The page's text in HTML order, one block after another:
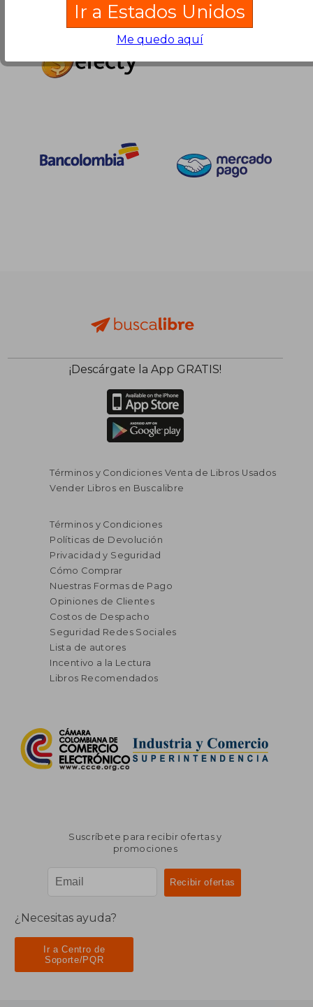
¡Descárgate la App GRATIS!
Términos y Condiciones Venta de Libros Usados
Vender Libros en Buscalibre
Términos y Condiciones
Políticas de Devolución
Privacidad y Seguridad
Cómo Comprar
Nuestras Formas de Pago
Opiniones de Clientes
Costos de Despacho
Seguridad Redes Sociales
Lista de autores
Incentivo a la Lectura
Libros Recomendados
Suscríbete para recibir ofertas y
promociones
¿Necesitas ayuda?
Ir a Centro de
Soporte/PQR
Ir a Estados Unidos
Me quedo aquí